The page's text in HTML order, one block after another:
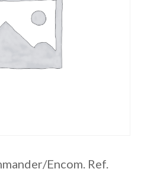
Encom. Ref.